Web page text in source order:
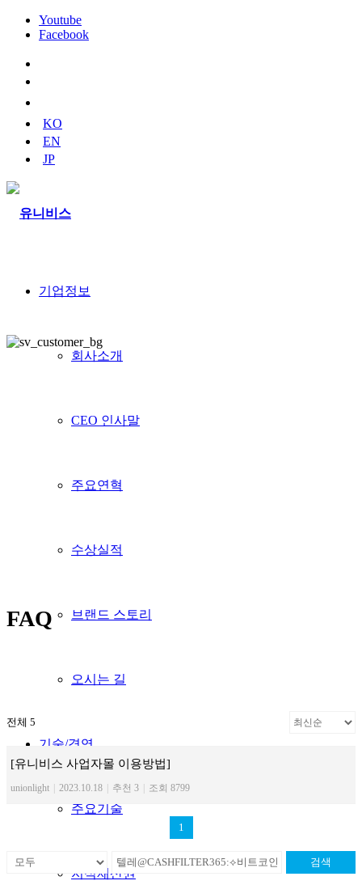
Youtube
Facebook
KO
EN
JP
기업정보
회사소개
CEO 인사말
주요연혁
수상실적
브랜드 스토리
오시는 길
기술/경영
주요기술
지식재산권
FAQ
전체 5
[유니비스 사업자몰 이용방법]
unionlight 2023.10.18 추천 3 조회 8799
1
검색